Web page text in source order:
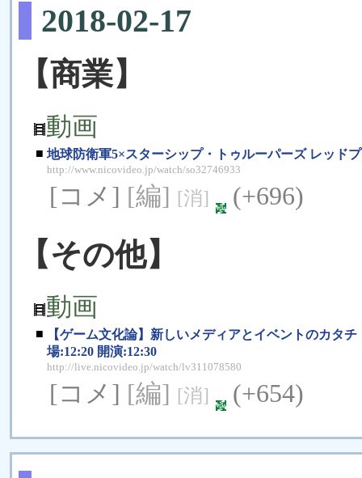
2018-02-17
【商業】
動画
■ 地球防衛軍5×スターシップ・トゥルーパーズ レッド
http://www.nicovideo.jp/watch/so32746933
[コメ] [編] [消] (+696)
【その他】
動画
■
【ゲーム文化論】新しいメディアとイベントのカ
場:12:20 開演:12:30
http://live.nicovideo.jp/watch/lv311078580
[コメ] [編] [消] (+654)